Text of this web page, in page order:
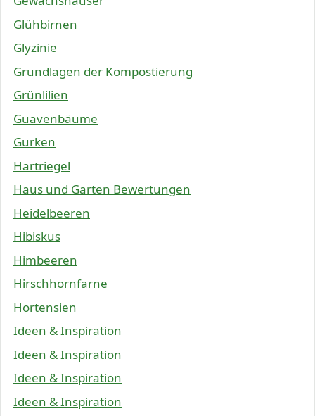
Glühbirnen
Glyzinie
Grundlagen der Kompostierung
Grünlilien
Guavenbäume
Gurken
Hartriegel
Haus und Garten Bewertungen
Heidelbeeren
Hibiskus
Himbeeren
Hirschhornfarne
Hortensien
Ideen & Inspiration
Ideen & Inspiration
Ideen & Inspiration
Ideen & Inspiration